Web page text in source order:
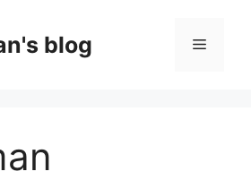
blog Menu